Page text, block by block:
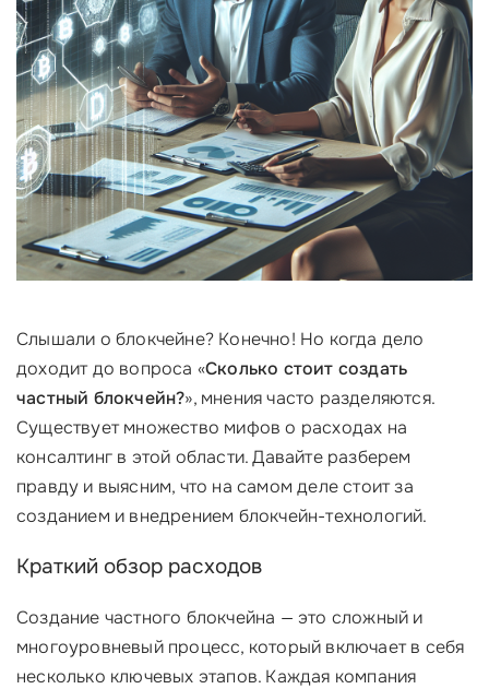
Слышали о блокчейне? Конечно! Но когда дело
доходит до вопроса «Сколько стоит создать
частный блокчейн?», мнения часто разделяются.
Существует множество мифов о расходах на
консалтинг в этой области. Давайте разберем
правду и выясним, что на самом деле стоит за
созданием и внедрением блокчейн-технологий.
Краткий обзор расходов
Создание частного блокчейна — это сложный и
многоуровневый процесс, который включает в себя
несколько ключевых этапов. Каждая компания